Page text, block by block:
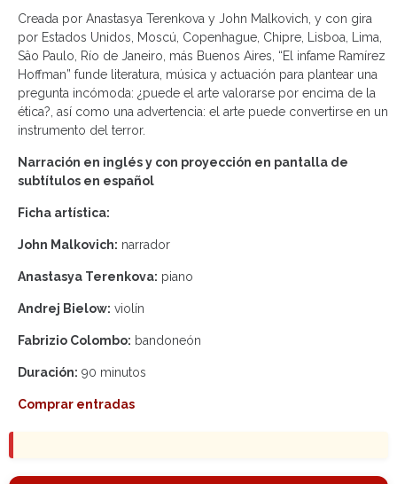
Creada por Anastasya Terenkova y John Malkovich, y con gira
por Estados Unidos, Moscú, Copenhague, Chipre, Lisboa, Lima,
Sâo Paulo, Río de Janeiro, más Buenos Aires, “El infame Ramírez
Hoffman” funde literatura, música y actuación para plantear una
pregunta incómoda: ¿puede el arte valorarse por encima de la
ética?, así como una advertencia: el arte puede convertirse en un
instrumento del terror.
Narración en inglés y con proyección en pantalla de
subtítulos en español
Ficha artística:
John Malkovich: narrador
Anastasya Terenkova: piano
Andrej Bielow: violín
Fabrizio Colombo: bandoneón
Duración: 90 minutos
Comprar entradas